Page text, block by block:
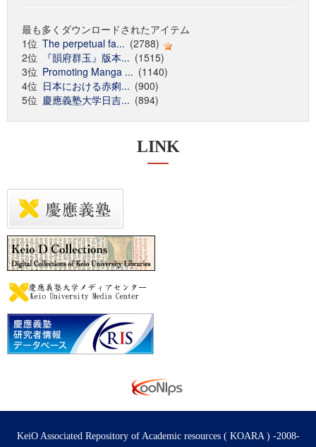
最も多くダウンロードされたアイテム
1位 The perpetual fa... (2788)
2位
『韻府群玉』版本... (1515)
3位 Promoting Manga ... (1140)
4位 日本における赤痢... (900)
5位 慶應義塾大学日吉... (894)
LINK
KeiO Associated Repository of Academic resources ( KOARA ) -2008-